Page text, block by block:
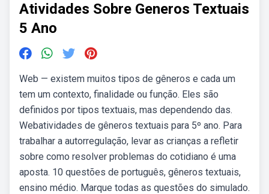
Atividades Sobre Generos Textuais
5 Ano
Web — existem muitos tipos de gêneros e cada um
tem um contexto, finalidade ou função. Eles são
definidos por tipos textuais, mas dependendo das.
Webatividades de gêneros textuais para 5º ano. Para
trabalhar a autorregulação, levar as crianças a refletir
sobre como resolver problemas do cotidiano é uma
aposta. 10 questões de português, gêneros textuais,
ensino médio. Marque todas as questões do simulado.